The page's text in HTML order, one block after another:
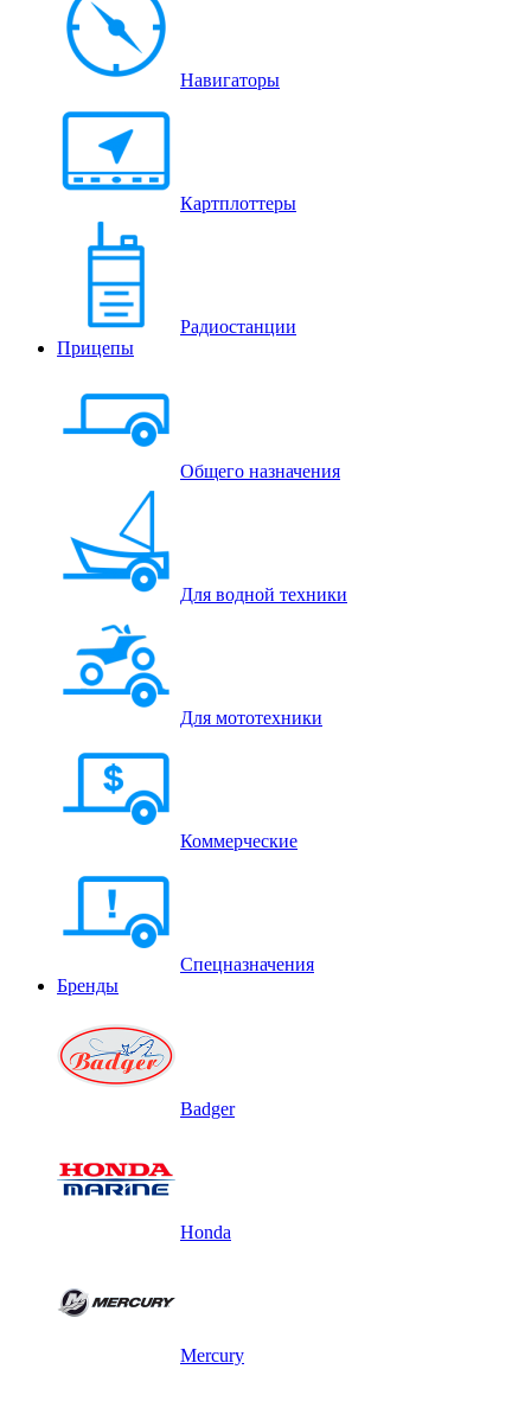
Навигаторы
Картплоттеры
Радиостанции
Прицепы
Общего назначения
Для водной техники
Для мототехники
Коммерческие
Спецназначения
Бренды
Badger
Honda
Mercury